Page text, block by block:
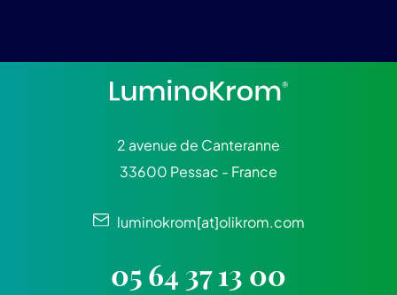
2 avenue de Canteranne
33600 Pessac - France
luminokrom[at]olikrom.com
05 64 37 13 00